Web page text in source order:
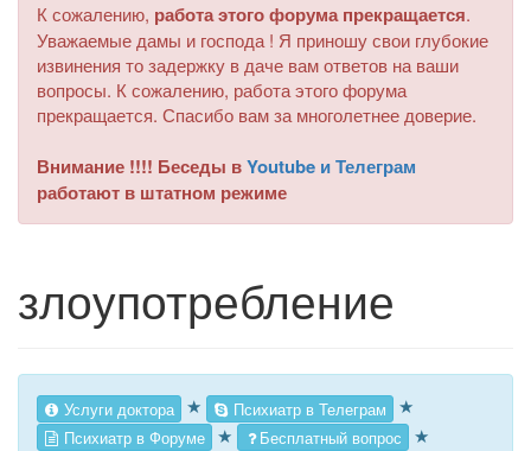
К сожалению, работа этого форума прекращается.
Уважаемые дамы и господа ! Я приношу свои глубокие
извинения то задержку в даче вам ответов на ваши
вопросы. К сожалению, работа этого форума
прекращается. Спасибо вам за многолетнее доверие.
Внимание !!!! Беседы вYoutube и Телеграм
работают в штатном режиме
злоупотребление
Услуги доктора ★ Психиатр в Телеграм ★
Психиатр в Форуме ★ Бесплатный вопрос ★